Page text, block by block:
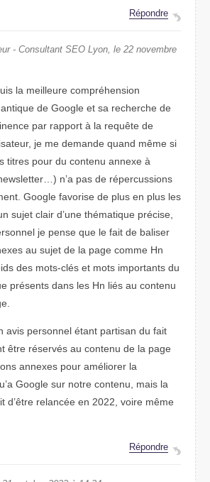
Répondre
- Consultant SEO Lyon, le 22 novembre
la meilleure compréhension
de Google et sa recherche de
par rapport à la requête de
je me demande quand même si
titres pour du contenu annexe à
n’a pas de répercussions
Google favorise de plus en plus les
sujet clair d’une thématique précise,
je pense que le fait de baliser
au sujet de la page comme Hn
des mots-clés et mots importants du
présents dans les Hn liés au contenu
avis personnel étant partisan du fait
être réservés au contenu de la page
annexes pour améliorer la
Google sur notre contenu, mais la
d’être relancée en 2022, voire même
Répondre